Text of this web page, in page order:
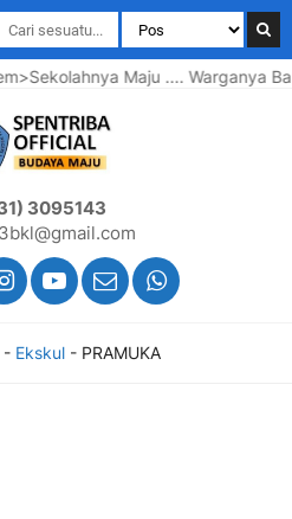
Maju .... Warganya
3095143
- Ekskul- PRAMUKA